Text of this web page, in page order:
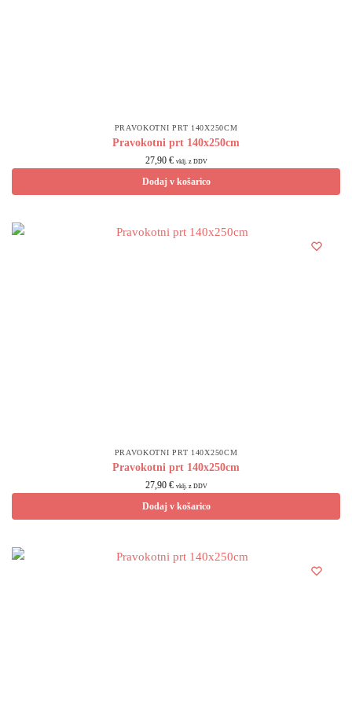
PRAVOKOTNI PRT 140X250CM
Pravokotni prt 140x250cm
27,90 € vklj. z DDV
Dodaj v košarico
PRAVOKOTNI PRT 140X250CM
Pravokotni prt 140x250cm
27,90 € vklj. z DDV
Dodaj v košarico